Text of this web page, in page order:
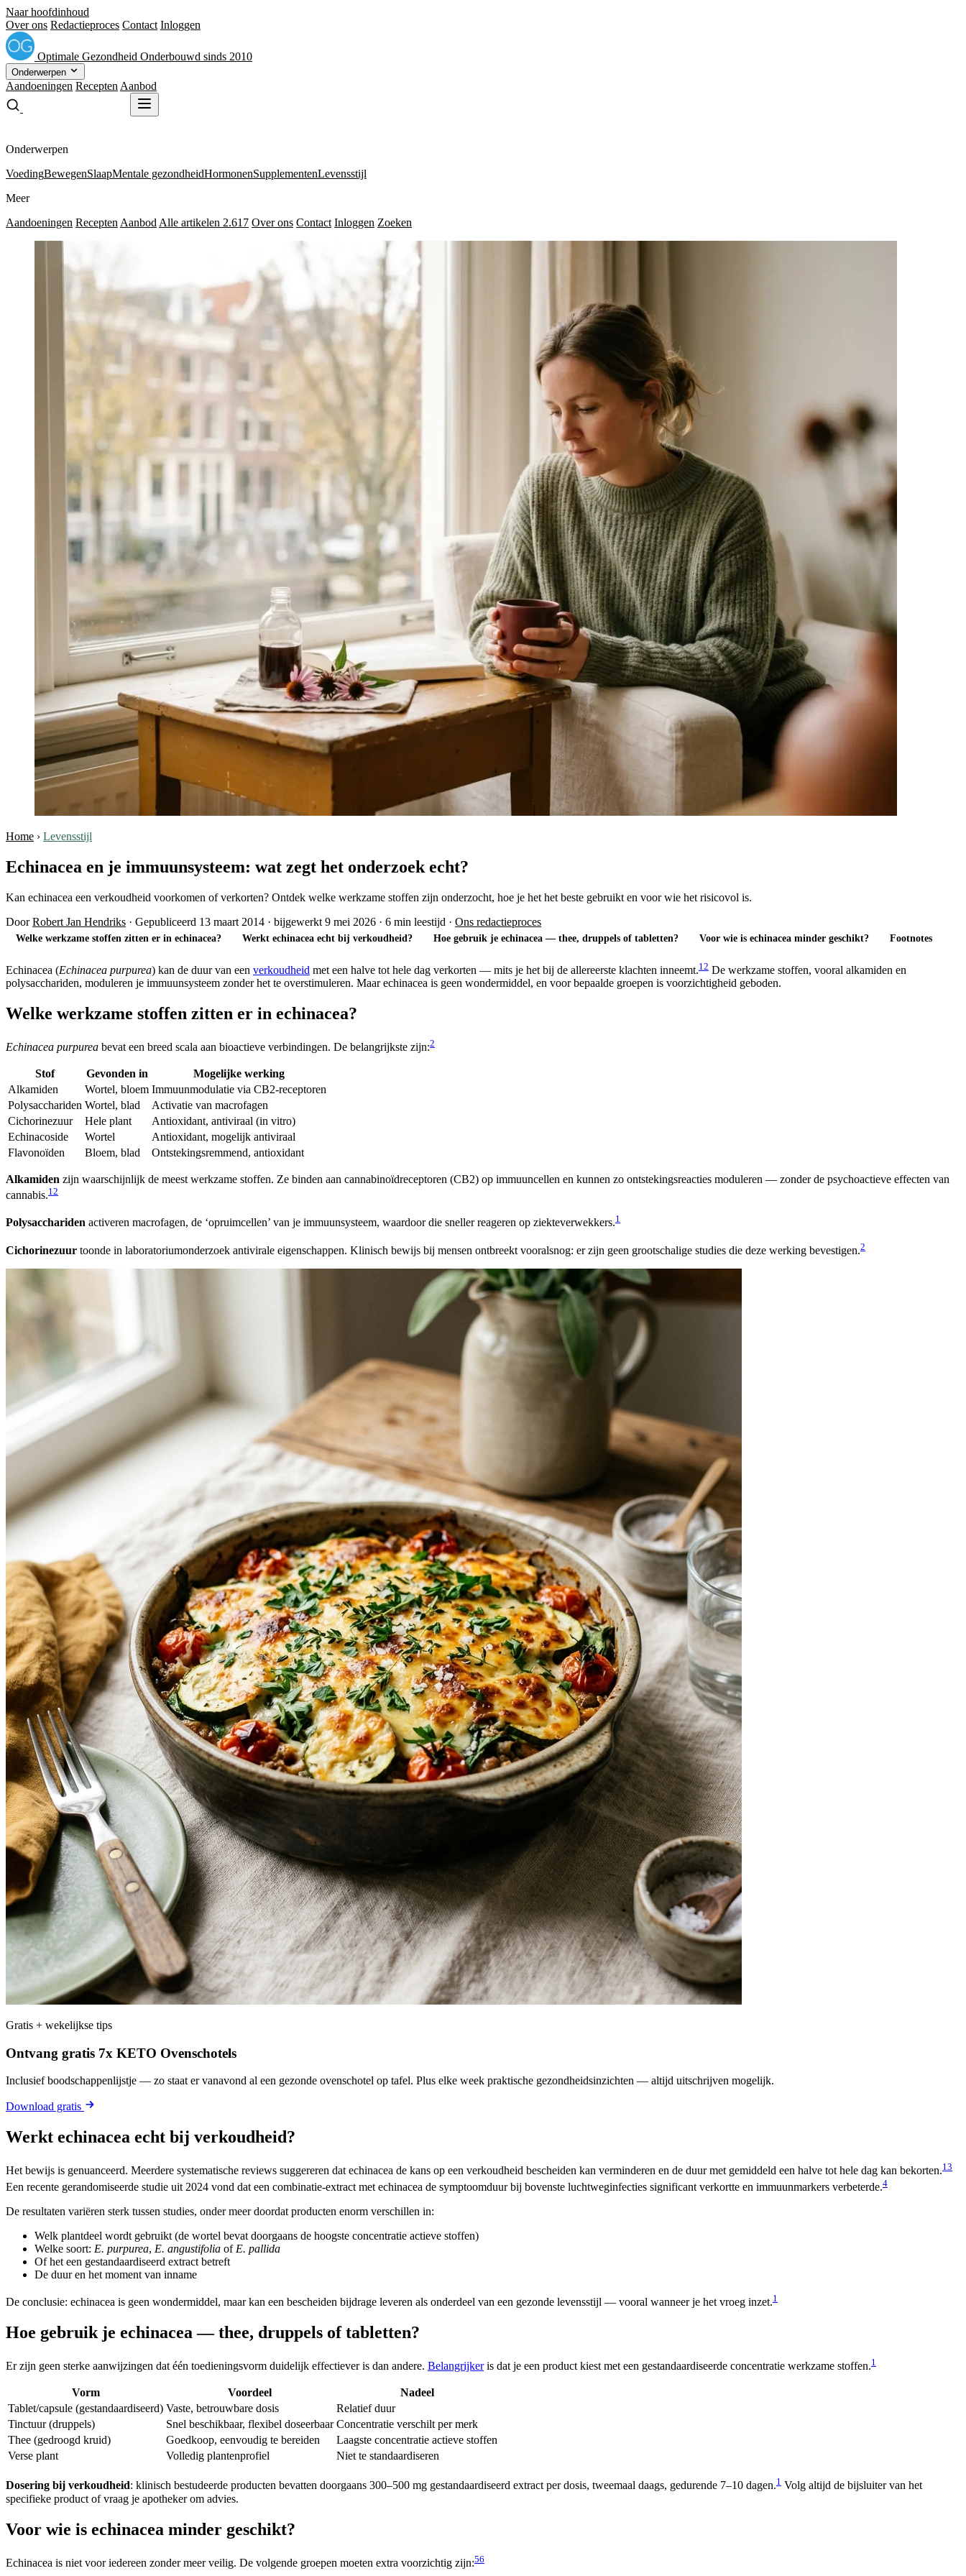
Naar hoofdinhoud
Over ons Redactieproces Contact Inloggen
Optimale Gezondheid Onderbouwd sinds 2010
Onderwerpen
Aandoeningen Recepten Aanbod
Onderwerpen
VoedingBewegenSlaapMentale gezondheidHormonenSupplementenLevensstijl
Meer
Aandoeningen Recepten Aanbod Alle artikelen 2.617 Over ons Contact Inloggen Zoeken
Home › Levensstijl
Echinacea en je immuunsysteem: wat zegt het onderzoek echt?
Kan echinacea een verkoudheid voorkomen of verkorten? Ontdek welke werkzame stoffen zijn onderzocht, hoe je het het beste gebruikt en voor wie het risicovol is.
DoorRobert Jan Hendriks · Gepubliceerd 13 maart 2014 · bijgewerkt 9 mei 2026 · 6 min leestijd · Ons redactieproces
Welke werkzame stoffen zitten er in echinacea? Werkt echinacea echt bij verkoudheid? Hoe gebruik je echinacea — thee, druppels of tabletten? Voor wie is echinacea minder geschikt? Footnotes
Echinacea (Echinacea purpurea) kan de duur van een verkoudheid met een halve tot hele dag verkorten — mits je het bij de allereerste klachten inneemt.1 2 De werkzame stoffen, vooral alkamiden en
polysacchariden, moduleren je immuunsysteem zonder het te overstimuleren. Maar echinacea is geen wondermiddel, en voor bepaalde groepen is voorzichtigheid geboden.
Welke werkzame stoffen zitten er in echinacea?
Echinacea purpurea bevat een breed scala aan bioactieve verbindingen. De belangrijkste zijn:2
Stof Gevonden in
Mogelijke werking
Alkamiden
Wortel, bloem Immuunmodulatie via CB2-receptoren
Polysacchariden Wortel, blad
Activatie van macrofagen
Cichorinezuur
Hele plant
Antioxidant, antiviraal (in vitro)
Echinacoside
Wortel
Antioxidant, mogelijk antiviraal
Flavonoïden
Bloem, blad Ontstekingsremmend, antioxidant
Alkamiden zijn waarschijnlijk de meest werkzame stoffen. Ze binden aan cannabinoïdreceptoren (CB2) op immuuncellen en kunnen zo ontstekingsreacties moduleren — zonder de psychoactieve effecten van
cannabis.12
Polysacchariden activeren macrofagen, de ‘opruimcellen’ van je immuunsysteem, waardoor die sneller reageren op ziekteverwekkers.1
Cichorinezuur toonde in laboratoriumonderzoek antivirale eigenschappen. Klinisch bewijs bij mensen ontbreekt vooralsnog: er zijn geen grootschalige studies die deze werking bevestigen.2
Gratis + wekelijkse tips
Ontvang gratis 7x KETO Ovenschotels
Inclusief boodschappenlijstje — zo staat er vanavond al een gezonde ovenschotel op tafel. Plus elke week praktische gezondheidsinzichten — altijd uitschrijven mogelijk.
Download gratis
Werkt echinacea echt bij verkoudheid?
Het bewijs is genuanceerd. Meerdere systematische reviews suggereren dat echinacea de kans op een verkoudheid bescheiden kan verminderen en de duur met gemiddeld een halve tot hele dag kan bekorten.13
Een recente gerandomiseerde studie uit 2024 vond dat een combinatie-extract met echinacea de symptoomduur bij bovenste luchtweginfecties significant verkortte en immuunmarkers verbeterde.4
De resultaten variëren sterk tussen studies, onder meer doordat producten enorm verschillen in:
Welk plantdeel wordt gebruikt (de wortel bevat doorgaans de hoogste concentratie actieve stoffen)
Welke soort: E. purpurea, E. angustifolia of E. pallida
Of het een gestandaardiseerd extract betreft
De duur en het moment van inname
De conclusie: echinacea is geen wondermiddel, maar kan een bescheiden bijdrage leveren als onderdeel van een gezonde levensstijl — vooral wanneer je het vroeg inzet.1
Hoe gebruik je echinacea — thee, druppels of tabletten?
Er zijn geen sterke aanwijzingen dat één toedieningsvorm duidelijk effectiever is dan andere. Belangrijkeris dat je een product kiest met een gestandaardiseerde concentratie werkzame stoffen.1
Vorm Voordeel
Nadeel
Tablet/capsule (gestandaardiseerd) Vaste, betrouwbare dosis
Relatief duur
Tinctuur (druppels)
Snel beschikbaar, flexibel doseerbaar Concentratie verschilt per merk
Thee (gedroogd kruid)
Goedkoop, eenvoudig te bereiden
Laagste concentratie actieve stoffen
Verse plant
Volledig plantenprofiel Niet te standaardiseren
Dosering bij verkoudheid: klinisch bestudeerde producten bevatten doorgaans 300–500 mg gestandaardiseerd extract per dosis, tweemaal daags, gedurende 7–10 dagen.1 Volg altijd de bijsluiter van het
specifieke product of vraag je apotheker om advies.
Voor wie is echinacea minder geschikt?
Echinacea is niet voor iedereen zonder meer veilig. De volgende groepen moeten extra voorzichtig zijn:56